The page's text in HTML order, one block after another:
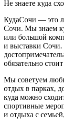
Не знаете куда
КудаСочи — это
Сочи. Мы знаем
или большой
и выставки Сочи.
обязательно
Мы советуем
отдых в парках,
куда можно
спортивные
и отдыха с